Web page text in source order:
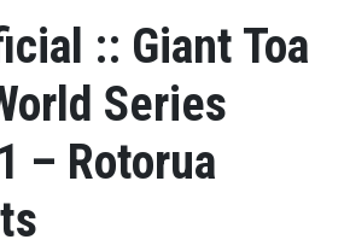
:: Giant Toa
Series
– Rotorua